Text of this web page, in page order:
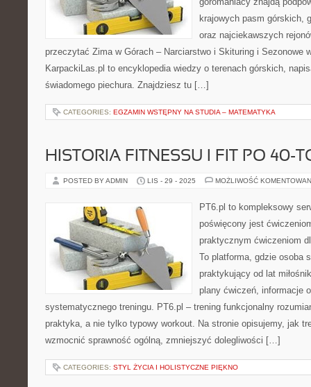
krajowych pasm górskich,
oraz najciekawszych
przeczytać Zima w Górach – Narciarstwo i Skituring i Sezonowe
KarpackiLas.pl to encyklopedia wiedzy o terenach górskich,
świadomego piechura. Znajdziesz tu […]
CATEGORIES: EGZAMIN WSTĘPNY NA STUDIA – MATEMATYKA
HISTORIA FITNESSU I FIT PO 40-
POSTED BY ADMIN LIS - 29 - 2025 MOŻLIWOŚĆ
PT6.pl to kompleksowy
poświęcony jest
praktycznym ćwiczeniom
To platforma, gdzie osoba
praktykujący od lat
plany ćwiczeń, informacje
systematycznego treningu. PT6.pl – trening funkcjonalny
praktyka, a nie tylko typowy workout. Na stronie opisujemy, jak
wzmocnić sprawność ogólną, zmniejszyć dolegliwości […]
CATEGORIES: STYL ŻYCIA I HOLISTYCZNE PIĘKNO